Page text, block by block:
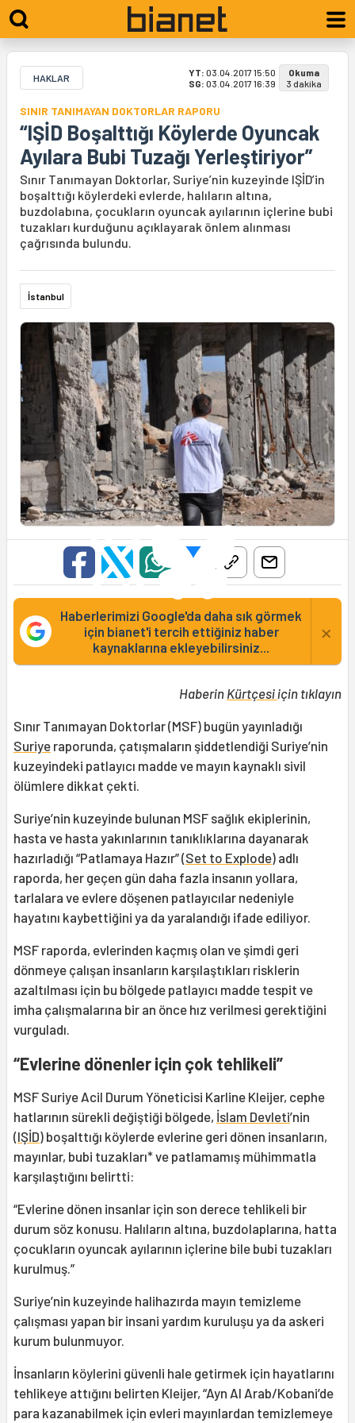
HAKLAR YT: 03.04.2017 15:50
SG: 03.04.2017 16:39
Okuma
3 dakika
SINIR TANIMAYAN DOKTORLAR RAPORU
“IŞİD Boşalttığı Köylerde Oyuncak
Ayılara Bubi Tuzağı Yerleştiriyor”
Sınır Tanımayan Doktorlar, Suriye’nin kuzeyinde IŞİD’in
boşalttığı köylerdeki evlerde, halıların altına,
buzdolabına, çocukların oyuncak ayılarının içlerine bubi
tuzakları kurduğunu açıklayarak önlem alınması
çağrısında bulundu.
İstanbul
Haberlerimizi Google'da daha sık görmek
için bianet'i tercih ettiğiniz haber
kaynaklarına ekleyebilirsiniz...
×
Haberin Kürtçesiiçin tıklayın
Sınır Tanımayan Doktorlar (MSF) bugün yayınladığı
Suriye raporunda, çatışmaların şiddetlendiği Suriye’nin
kuzeyindeki patlayıcı madde ve mayın kaynaklı sivil
ölümlere dikkat çekti.
Suriye’nin kuzeyinde bulunan MSF sağlık ekiplerinin,
hasta ve hasta yakınlarının tanıklıklarına dayanarak
hazırladığı “Patlamaya Hazır” (Set to Explode) adlı
raporda, her geçen gün daha fazla insanın yollara,
tarlalara ve evlere döşenen patlayıcılar nedeniyle
hayatını kaybettiğini ya da yaralandığı ifade ediliyor.
MSF raporda, evlerinden kaçmış olan ve şimdi geri
dönmeye çalışan insanların karşılaştıkları risklerin
azaltılması için bu bölgede patlayıcı madde tespit ve
imha çalışmalarına bir an önce hız verilmesi gerektiğini
vurguladı.
“Evlerine dönenler için çok tehlikeli”
MSF Suriye Acil Durum Yöneticisi Karline Kleijer, cephe
hatlarının sürekli değiştiği bölgede, İslam Devleti’nin
(IŞİD) boşalttığı köylerde evlerine geri dönen insanların,
mayınlar, bubi tuzakları* ve patlamamış mühimmatla
karşılaştığını belirtti:
“Evlerine dönen insanlar için son derece tehlikeli bir
durum söz konusu. Halıların altına, buzdolaplarına, hatta
çocukların oyuncak ayılarının içlerine bile bubi tuzakları
kurulmuş.”
Suriye’nin kuzeyinde halihazırda mayın temizleme
çalışması yapan bir insani yardım kuruluşu ya da askeri
kurum bulunmuyor.
İnsanların köylerini güvenli hale getirmek için hayatlarını
tehlikeye attığını belirten Kleijer, “Ayn Al Arab/Kobani’de
para kazanabilmek için evleri mayınlardan temizlemeye